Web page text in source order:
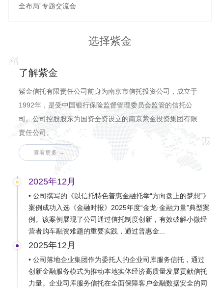
全布局”专题交流会
选择紫金
了解紫金
紫金信托有限责任公司前身为南京市信托投资公司，成立于
1992年，是受中国银行保险监督管理委员会监管的信托公
司。公司控股股东为国资全资设立的南京紫金投资集团有限
责任公司。
查看更多 →
2025年12月
• 公司撰写的《以信托特色普惠金融托举“方向盘上的梦想”》
案例成功入选《金融时报》2025年度“金龙·金融力量”典型案
例。该案例展现了公司通过信托制度创新，有效破解小微经
营者购车融资难题的重要实践，通过普惠金...
2025年12月
• 公司落地企业集团作为委托人的企业司库服务信托，通过
创新金融服务模式为推动本地实体经济高质量发展贡献信托
力量。企业司库服务信托在全面保障客户金融数据安全的同